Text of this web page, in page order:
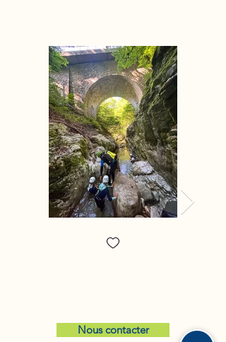
Nous contacter